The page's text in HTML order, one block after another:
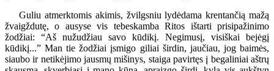
Guliu atmerktomis akimis, žvilgsniu lydėdama krentančią mažą
žvaigždutę, o ausyse vis tebeskamba Ritos ištarti prisipažinimo
žodžiai: “Aš nužudžiau savo kūdikį. Negimusį, visiškai bejėgį
kūdikį...” Man tie žodžiai įsmigo giliai širdin, jaučiau, jog baimės,
siaubo ir netikėjimo jausmų mišinys, staiga pavirtęs į begaliniai aštrų